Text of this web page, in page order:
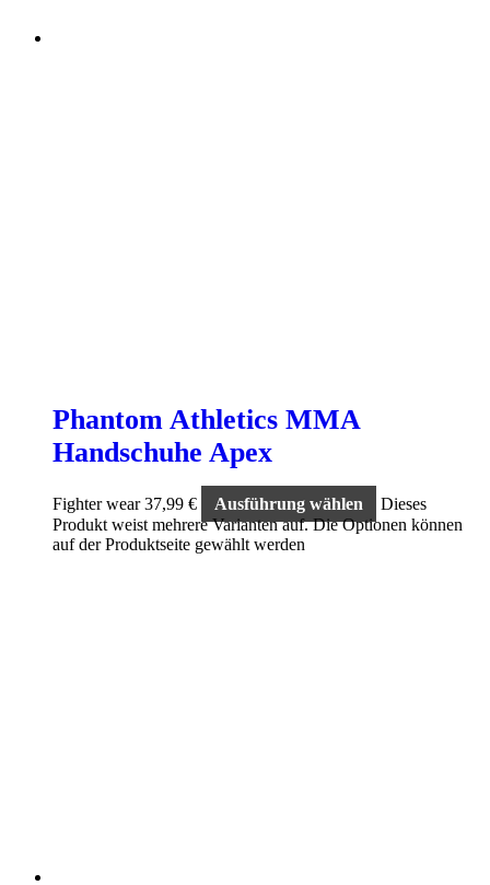
Phantom Athletics MMA
Handschuhe Apex
Fighter wear37,99 € Ausführung wählen
Dieses
Produkt weist mehrere Varianten auf. Die Optionen können
auf der Produktseite gewählt werden